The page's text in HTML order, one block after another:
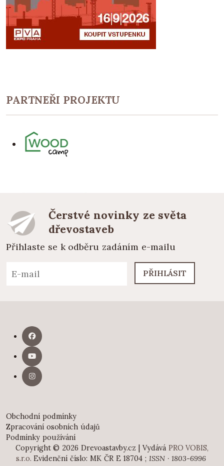
PARTNEŘI PROJEKTU
Čerstvé novinky ze světa
dřevostaveb
Přihlaste se k odběru zadáním e-mailu
PŘIHLÁSIT
Obchodní podmínky
Zpracování osobních údajů
Podmínky používání
Copyright © 2026 Drevoastavby.cz | Vydává PRO VOBIS,
s.r.o. Evidenční číslo: MK ČR E 18704 ; ISSN · 1803-6996